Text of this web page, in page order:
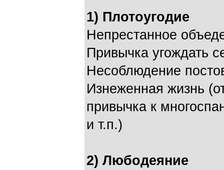
1) Плотоугодие
Непрестанное
Привычка угождать
Несоблюдение
Изнеженная жизнь
привычка к
и т.п.)
2) Любодеяние